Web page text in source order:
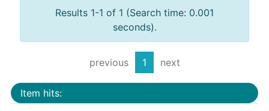
Results 1-1 of 1 (Search time: 0.001
seconds).
previous 1 next
Item hits: